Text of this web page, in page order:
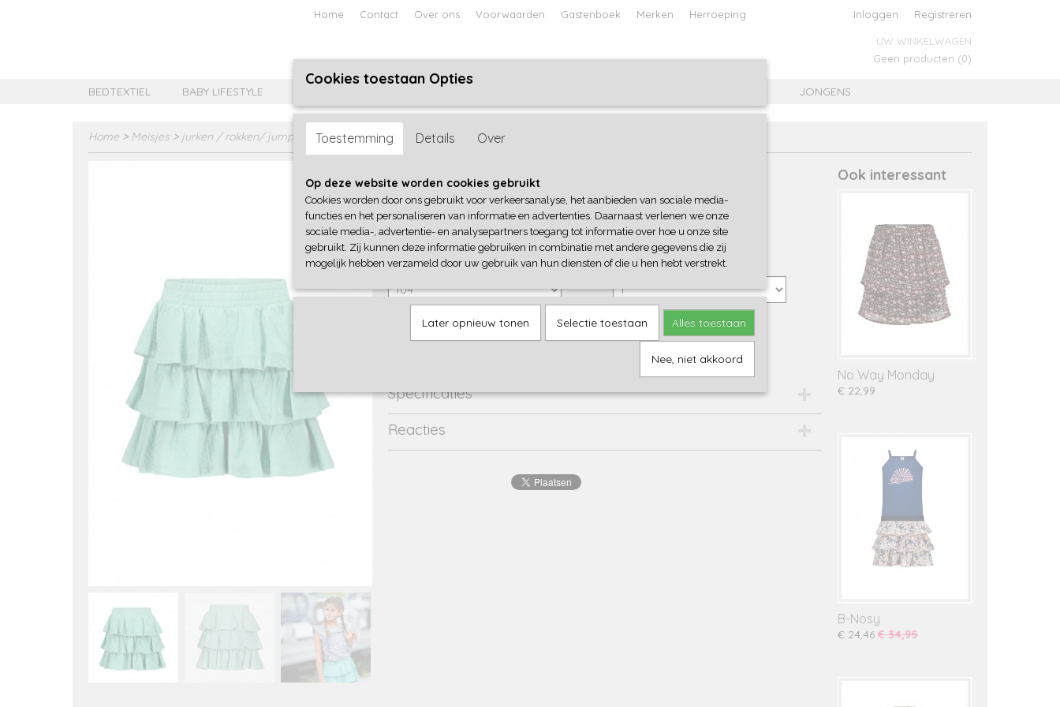
Home Contact Over ons Voorwaarden Gastenboek Merken Herroeping Inloggen Registreren
UW WINKELWAGEN
Geen producten (0)
BEDTEXTIEL BABY LIFESTYLE JONGENS BABY JONGENS
Home > Meisjes > jurken / rokken/ jumpsuit >B-Nosy
B-Nosy
€ 29,95 € 20,96 (inclusief btw 21%)
✓Op voorraad
B-Nosy Aantal
IN WINKELWAGEN
Specificaties
EAN code
Productcode leverancier
Y202-5742
Reacties
Ook interessant
No Way Monday
€ 22,99
B-Nosy
€ 24,46 € 34,95
Cookies toestaan Opties
Toestemming Details Over
Op deze website worden cookies gebruikt
Cookies worden door ons gebruikt voor verkeersanalyse, het aanbieden van sociale media-
functies en het personaliseren van informatie en advertenties. Daarnaast verlenen we onze
sociale media-, advertentie- en analysepartners toegang tot informatie over hoe u onze site
gebruikt. Zij kunnen deze informatie gebruiken in combinatie met andere gegevens die zij
mogelijk hebben verzameld door uw gebruik van hun diensten of die u hen hebt verstrekt.
Later opnieuw tonen Selectie toestaan Alles toestaan
Nee, niet akkoord